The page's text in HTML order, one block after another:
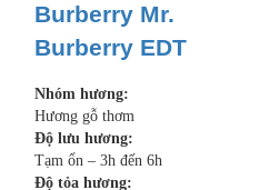
Burberry Mr.
Burberry EDT
Nhóm hương:
Hương gỗ thơm
Độ lưu hương:
Tạm ổn – 3h đến 6h
Độ tỏa hương: